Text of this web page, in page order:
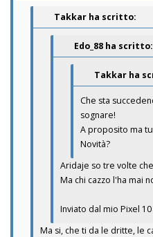
Takkar ha scritto:
Edo_88 ha scritto:
Takkar ha
Che sta
sognare!
A proposito ma
Novità?
Aridaje so tre volte
Ma chi cazzo l'ha mai
Inviato dal mio Pixel
Ma si, che ti da le dritte, le